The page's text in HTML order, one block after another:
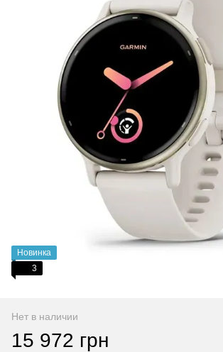
Новинка
3
Нет в наличии
15 972 грн